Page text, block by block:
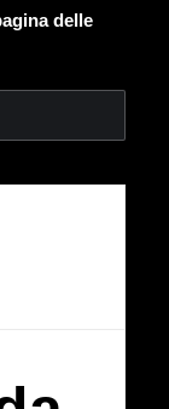
delle